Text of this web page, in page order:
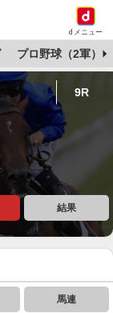
dメニュー
プロ野球（2軍）
9R
結果
馬連